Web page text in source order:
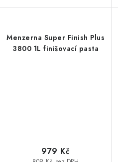
Menzerna Super Finish Plus
3800 1L finišovací pasta
979 Kč